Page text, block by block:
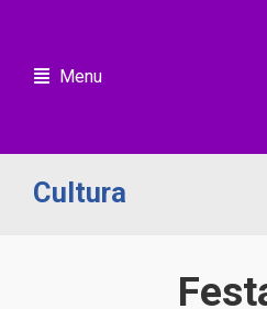
Menu
Cultura